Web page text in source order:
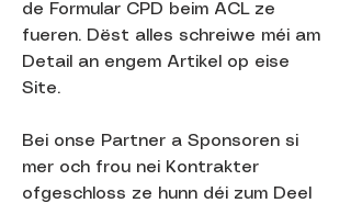
de Formular CPD beim ACL ze
fueren. Dëst alles schreiwe méi am
Detail an engem Artikel op eise
Site.
Bei onse Partner a Sponsoren si
mer och frou nei Kontrakter
ofgeschloss ze hunn déi zum Deel